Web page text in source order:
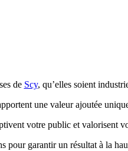
de Scy, qu’elles soient
une valeur ajoutée
votre public et valorisent
pour garantir un résultat à la